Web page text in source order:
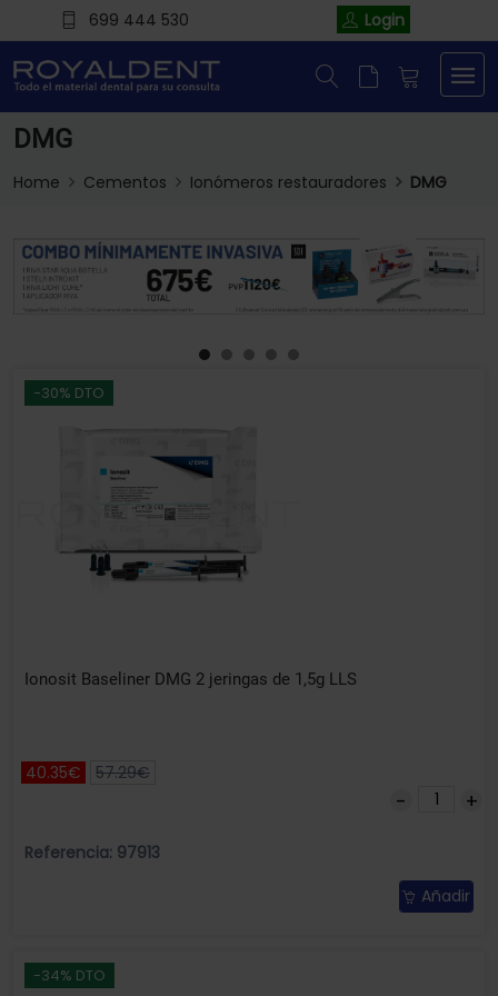
699 444 530 Login
DMG
Home Cementos Ionómeros restauradores DMG
-30% DTO
Ionosit Baseliner DMG 2 jeringas de 1,5g LLS
40.35€ 57.29€
Referencia: 97913
Añadir
-34% DTO